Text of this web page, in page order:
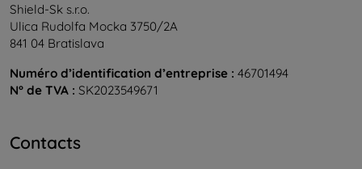
Shield-Sk s.r.o.
Ulica Rudolfa Mocka 3750/2A
841 04 Bratislava
Numéro d’identification d’entreprise : 46701494
N° de TVA : SK2023549671
Contacts